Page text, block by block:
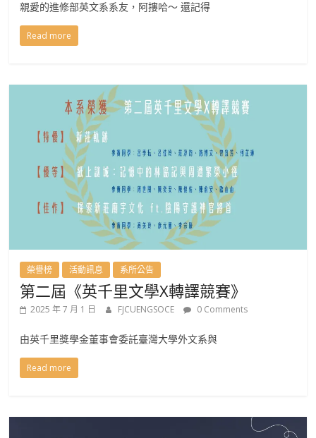
修
學
班
親愛的進修部英文系系友，阿摟哈～ 還記得
Read more
榮譽榜 活動訊息 系所公告
第二屆《英千里文學X轉譯競賽》
2025 年 7 月 1 日 FJCUENGSOCE 0 Comments
由英千里獎學金董事會委託臺灣大學外文系與
Read more